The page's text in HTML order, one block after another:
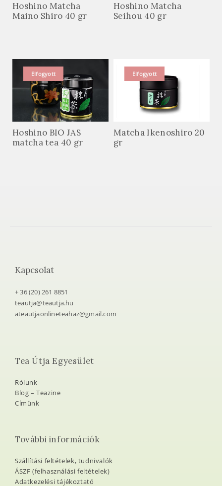
Hoshino Matcha
Maino Shiro 40 gr
Hoshino Matcha
Seihou 40 gr
Elfogyott
Hoshino BIO JAS
matcha tea 40 gr
Elfogyott
Matcha Ikenoshiro 20
gr
Kapcsolat
+ 36 (20) 261 8851
teautja@teautja.hu
ateautjaonlineteahaz@gmail.com
Tea Útja Egyesület
Rólunk
Blog – Teazine
Címünk
További információk
Szállítási feltételek, tudnivalók
ÁSZF (felhasználási feltételek)
Adatkezelési tájékoztató